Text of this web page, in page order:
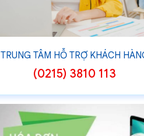
TRUNG TÂM HỖ TRỢ KHÁCH
(0215) 3810 113